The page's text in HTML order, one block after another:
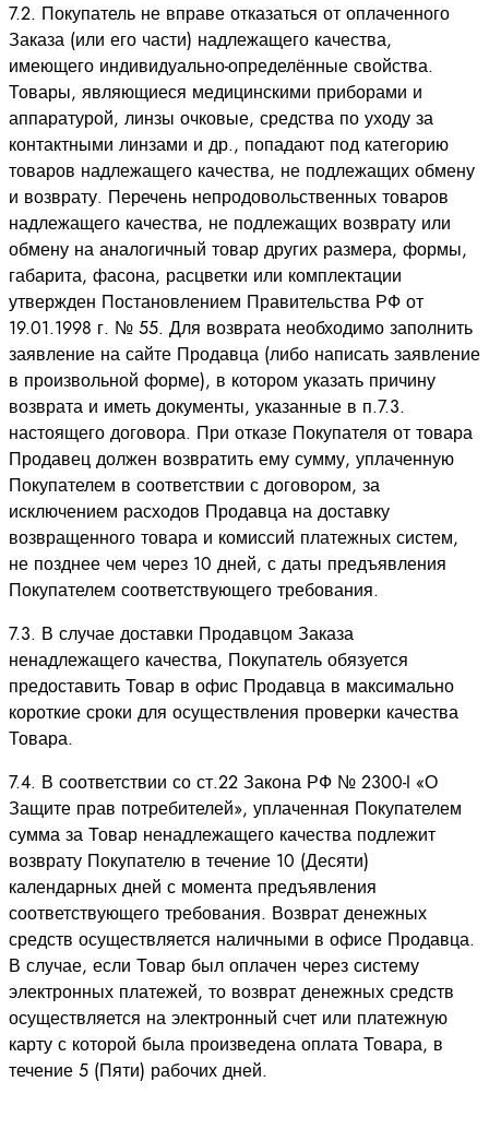
7.2. Покупатель не вправе отказаться от оплаченного
Заказа (или его части) надлежащего качества,
имеющего индивидуально-определённые свойства.
Товары, являющиеся медицинскими приборами и
аппаратурой, линзы очковые, средства по уходу за
контактными линзами и др., попадают под категорию
товаров надлежащего качества, не подлежащих обмену
и возврату. Перечень непродовольственных товаров
надлежащего качества, не подлежащих возврату или
обмену на аналогичный товар других размера, формы,
габарита, фасона, расцветки или комплектации
утвержден Постановлением Правительства РФ от
19.01.1998 г. № 55. Для возврата необходимо заполнить
заявление на сайте Продавца (либо написать заявление
в произвольной форме), в котором указать причину
возврата и иметь документы, указанные в п.7.3.
настоящего договора. При отказе Покупателя от товара
Продавец должен возвратить ему сумму, уплаченную
Покупателем в соответствии с договором, за
исключением расходов Продавца на доставку
возвращенного товара и комиссий платежных систем,
не позднее чем через 10 дней, с даты предъявления
Покупателем соответствующего требования.
7.3. В случае доставки Продавцом Заказа
ненадлежащего качества, Покупатель обязуется
предоставить Товар в офис Продавца в максимально
короткие сроки для осуществления проверки качества
Товара.
7.4. В соответствии со ст.22 Закона РФ № 2300-I «О
Защите прав потребителей», уплаченная Покупателем
сумма за Товар ненадлежащего качества подлежит
возврату Покупателю в течение 10 (Десяти)
календарных дней с момента предъявления
соответствующего требования. Возврат денежных
средств осуществляется наличными в офисе Продавца.
В случае, если Товар был оплачен через систему
электронных платежей, то возврат денежных средств
осуществляется на электронный счет или платежную
карту с которой была произведена оплата Товара, в
течение 5 (Пяти) рабочих дней.